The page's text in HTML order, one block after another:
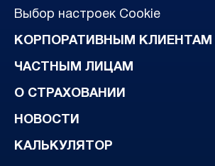
Выбор настроек Cookie
КОРПОРАТИВНЫМ КЛИЕНТАМ
ЧАСТНЫМ ЛИЦАМ
О СТРАХОВАНИИ
НОВОСТИ
КАЛЬКУЛЯТОР